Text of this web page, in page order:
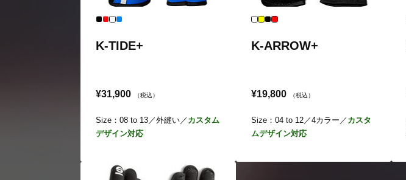
K-TIDE+
¥31,900 （税込）
Size：08 to 13／外縫い／ カスタム
デザイン対応
K-ARROW+
¥19,800 （税込）
Size：04 to 12／4カラー／ カスタ
ムデザイン対応